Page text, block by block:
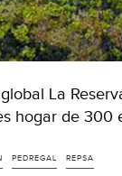
La
hogar de
PEDREGAL REPSA